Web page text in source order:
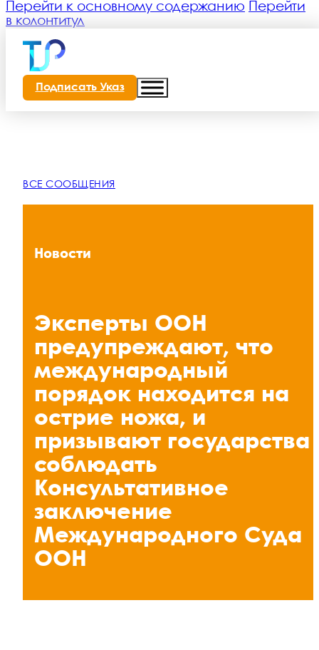
Перейти к основному содержанию
Перейти
в колонтитул
Подписать Указ
ВСЕ СООБЩЕНИЯ
Новости
Эксперты ООН
предупреждают, что
международный
порядок находится на
острие ножа, и
призывают государства
соблюдать
Консультативное
заключение
Международного Суда
ООН